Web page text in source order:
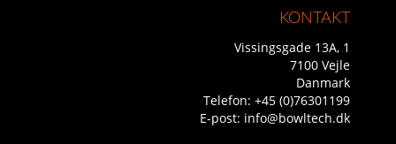
KONTAKT
Vissingsgade 13A, 1
7100 Vejle
Danmark
Telefon: +45 (0)76301199
E-post: info@bowltech.dk